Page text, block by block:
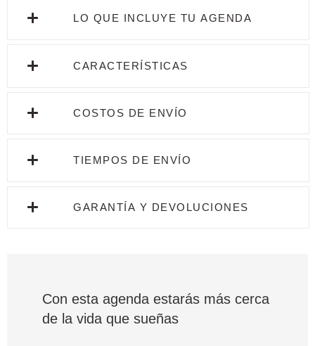
LO QUE INCLUYE TU AGENDA
CARACTERÍSTICAS
COSTOS DE ENVÍO
TIEMPOS DE ENVÍO
GARANTÍA Y DEVOLUCIONES
Con esta agenda estarás más cerca
de la vida que sueñas